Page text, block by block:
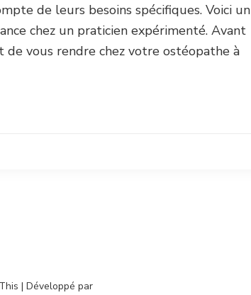
de leurs besoins spécifiques. Voici un
chez un praticien expérimenté. Avant
vous rendre chez votre ostéopathe à
| Développé par